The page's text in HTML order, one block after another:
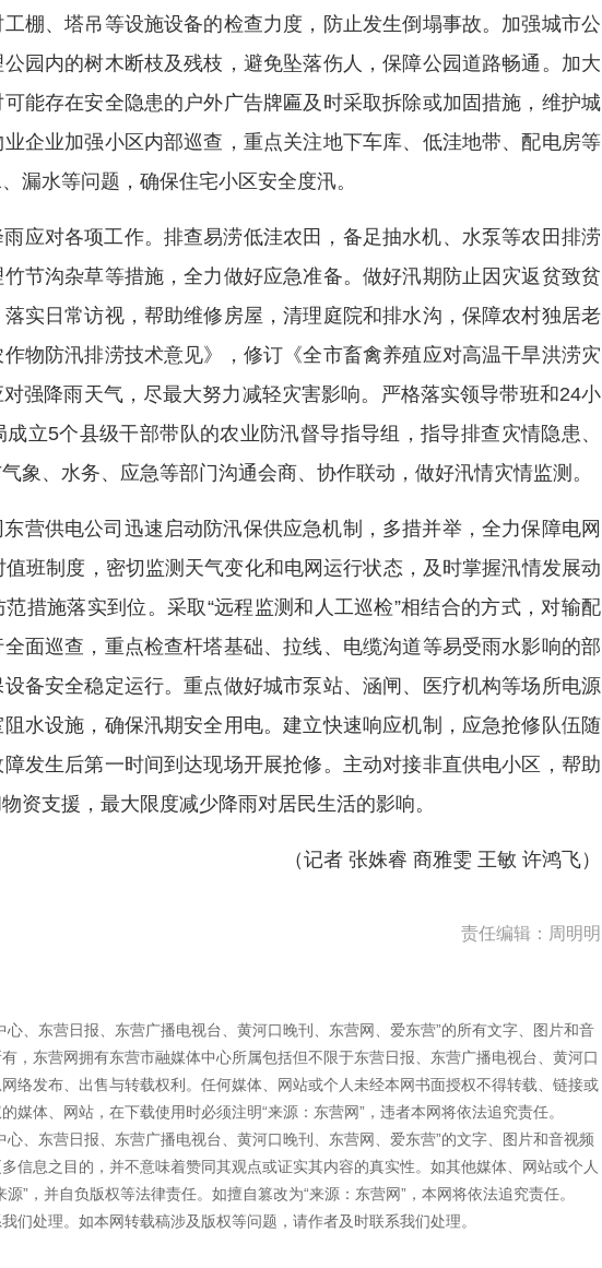
棚、塔吊等设施设备的检查力度，防止发生倒塌事故。加强城市公
园内的树木断枝及残枝，避免坠落伤人，保障公园道路畅通。加大
能存在安全隐患的户外广告牌匾及时采取拆除或加固措施，维护城
企业加强小区内部巡查，重点关注地下车库、低洼地带、配电房等
漏水等问题，确保住宅小区安全度汛。
应对各项工作。排查易涝低洼农田，备足抽水机、水泵等农田排涝
节沟杂草等措施，全力做好应急准备。做好汛期防止因灾返贫致贫
实日常访视，帮助维修房屋，清理庭院和排水沟，保障农村独居老
物防汛排涝技术意见》，修订《全市畜禽养殖应对高温干旱洪涝灾
强降雨天气，尽最大努力减轻灾害影响。严格落实领导带班和24小
立5个县级干部带队的农业防汛督导指导组，指导排查灾情隐患、
象、水务、应急等部门沟通会商、协作联动，做好汛情灾情监测。
营供电公司迅速启动防汛保供应急机制，多措并举，全力保障电网
班制度，密切监测天气变化和电网运行状态，及时掌握汛情发展动
措施落实到位。采取“远程监测和人工巡检”相结合的方式，对输配
面巡查，重点检查杆塔基础、拉线、电缆沟道等易受雨水影响的部
备安全稳定运行。重点做好城市泵站、涵闸、医疗机构等场所电源
水设施，确保汛期安全用电。建立快速响应机制，应急抢修队伍随
发生后第一时间到达现场开展抢修。主动对接非直供电小区，帮助
资支援，最大限度减少降雨对居民生活的影响。
（记者 张姝睿 商雅雯 王敏 许鸿飞）
责任编辑：周明明
、东营日报、东营广播电视台、黄河口晚刊、东营网、爱东营”的所有文字、图片和音
，东营网拥有东营市融媒体中心所属包括但不限于东营日报、东营广播电视台、黄河口
络发布、出售与转载权利。任何媒体、网站或个人未经本网书面授权不得转载、链接或
媒体、网站，在下载使用时必须注明“来源：东营网”，违者本网将依法追究责任。
、东营日报、东营广播电视台、黄河口晚刊、东营网、爱东营”的文字、图片和音视频
信息之目的，并不意味着赞同其观点或证实其内容的真实性。如其他媒体、网站或个人
”，并自负版权等法律责任。如擅自篡改为“来源：东营网”，本网将依法追究责任。
们处理。如本网转载稿涉及版权等问题，请作者及时联系我们处理。